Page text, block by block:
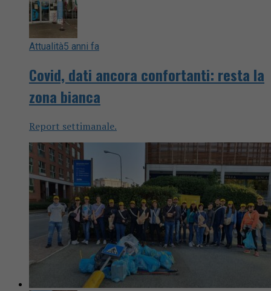
Attualità5 anni fa
Covid, dati ancora confortanti: resta la
zona bianca
Report settimanale.